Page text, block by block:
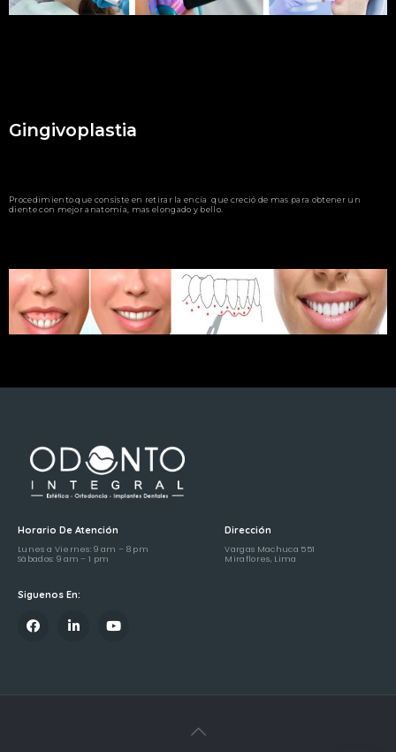
Gingivoplastia
Procedimiento que consiste en retirar la encía que creció de mas para obtener un
diente con mejor anatomía, mas elongado y bello.
Horario De Atención
Lunes a Viernes: 9 am – 8 pm
Sábados: 9 am – 1 pm
Dirección
Vargas Machuca 551
Miraflores, Lima
Siguenos En: